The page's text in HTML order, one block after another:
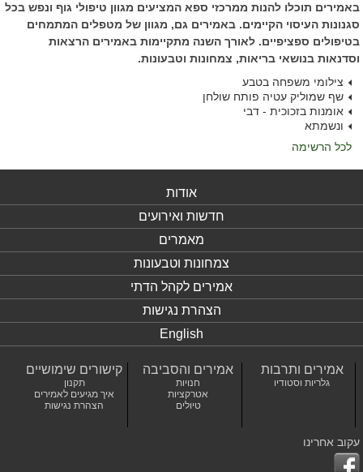
באמירים תוכלו להנות ממרכזי ספא המציעים מגוון טיפולי גוף ונפש בכל
סגנונות העיסוי הקיימים. באמירים גם, מגוון של מטפלים המתמחים
בטיפולים ספציפיים. לאורך השנה מתקיימות באמירים הרצאות
וסדנאות בנושאי בריאות, צמחונות וטבעונות.
צילומי משפחה בטבע
שף שמוליק עטיה פותח שולחן
אומנות בזכוכית - דבי
ונשמתא
לכל הרשימה
אודות
חדשות ואירועים
מאמרים
צמחונות וטבעונות
אמירים לקהל הדתי
הצהרת נגישות
English
אמירים ותרבות
גלריות וסטודיו
אמירים והסביבה
חנויות
אטרקציות
טיולים
קישורים שימושיים
תקנון
איך מגיעים לאמירים
הצהרת נגישות
עקוב אחרינו